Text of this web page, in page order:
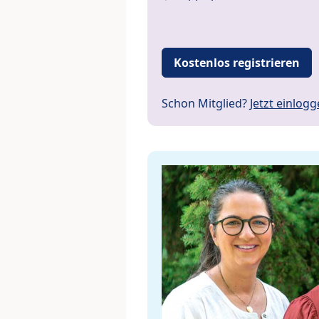
Kostenlos registrieren
Schon Mitglied? Jetzt